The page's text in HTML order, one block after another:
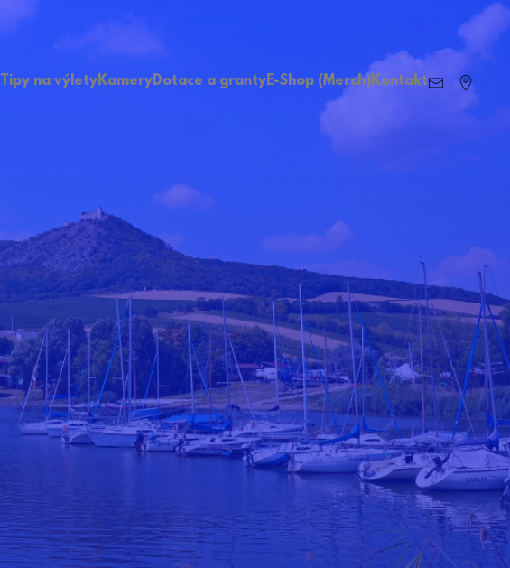
Tipy na výletyKameryDotace a grantyE-Shop (Merch)Kontakt